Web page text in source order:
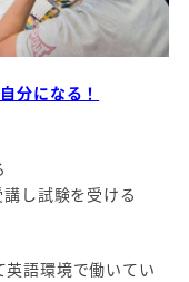
分になる！
し試験を受ける
語環境で働いてい